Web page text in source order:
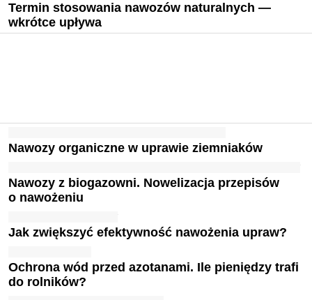
Termin stosowania nawozów naturalnych —
wkrótce upływa
Nawozy organiczne w uprawie ziemniaków
Nawozy z biogazowni. Nowelizacja przepisów
o nawożeniu
Jak zwiększyć efektywność nawożenia upraw?
Ochrona wód przed azotanami. Ile pieniędzy trafi
do rolników?